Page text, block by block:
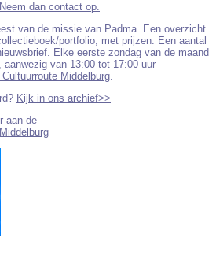
Neem dan contact op.
van de missie van Padma. Een overzicht
portfolio, met prijzen. Een aantal
Elke eerste zondag van de maand
aanwezig van 13:00 tot 17:00 uur
Middelburg.
Kijk in ons archief>>
aan de